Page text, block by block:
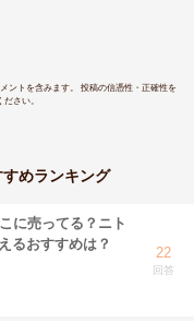
ントを含みます。 投稿の信憑性・正確性を
さい。
めランキング
に売ってる？ニト
るおすすめは？
22
回答